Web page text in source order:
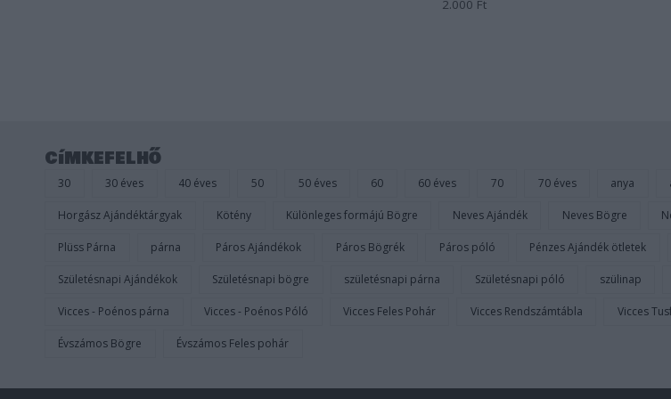
0
2.000 Ft
címkefelhő
30 30 éves 40 éves 50 50 éves 60 60 éves 70 70 éves anya
Horgász Ajándéktárgyak Kötény Különleges formájú Bögre Neves Ajándék Neves Bögre
Plüss Párna párna Páros Ajándékok Páros Bögrék Páros póló Pénzes Ajándék ötletek
Születésnapi Ajándékok Születésnapi bögre születésnapi párna Születésnapi póló szülinap
Vicces - Poénos párna Vicces - Poénos Póló Vicces Feles Pohár Vicces Rendszámtábla Vicces
Évszámos Bögre Évszámos Feles pohár